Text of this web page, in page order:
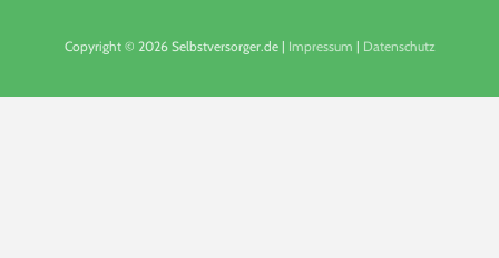
Copyright © 2026 Selbstversorger.de | Impressum | Datenschutz